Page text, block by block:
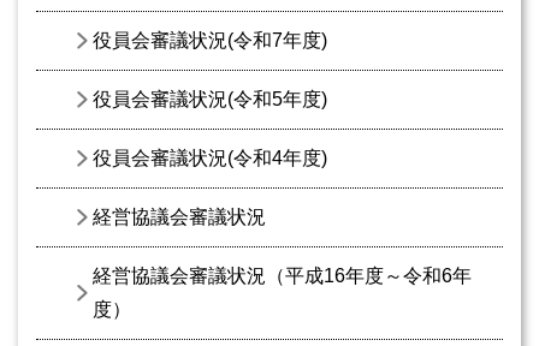
役員会審議状況(令和7年度)
役員会審議状況(令和5年度)
役員会審議状況(令和4年度)
経営協議会審議状況
経営協議会審議状況（平成16年度～令和6年
度）